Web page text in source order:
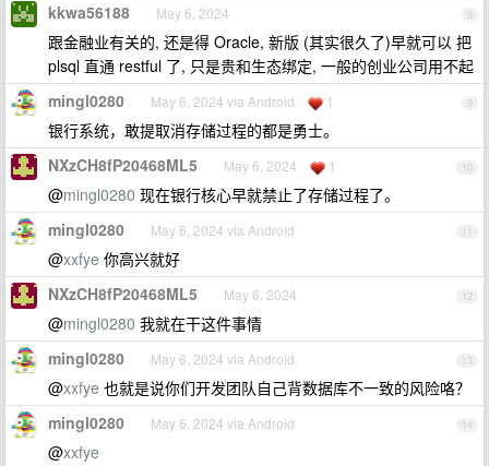
8
kkwa56188 May 6, 2024
跟金融业有关的, 还是得 Oracle, 新版 (其实很久了)早就可以 把
plsql 直通 restful 了, 只是贵和生态绑定, 一般的创业公司用不起
9
mingl0280 May 6, 2024 via Android 1
银行系统，敢提取消存储过程的都是勇士。
10
NXzCH8fP20468ML5 May 6, 2024 1
@mingl0280 现在银行核心早就禁止了存储过程了。
11
mingl0280 May 6, 2024 via Android
@xxfye 你高兴就好
12
NXzCH8fP20468ML5 May 6, 2024
@mingl0280 我就在干这件事情
13
mingl0280 May 6, 2024 via Android
@xxfye 也就是说你们开发团队自己背数据库不一致的风险咯？
14
mingl0280 May 6, 2024 via Android
@xxfye